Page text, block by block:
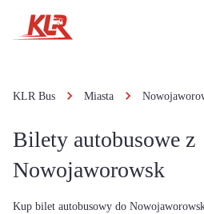
KLR Bus Miasta
Bilety autobusowe z
Nowojaworowsk
Kup bilet autobusowy do